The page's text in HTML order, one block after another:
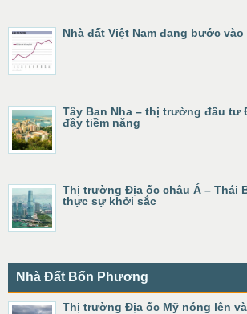
Nhà đất Việt Nam đang bước
Tây Ban Nha – thị trường đầu tư
đầy tiềm năng
Thị trường Địa ốc châu Á – Thái
thực sự khởi sắc
Nhà Đất Bốn Phương
Thị trường Địa ốc Mỹ nóng lên